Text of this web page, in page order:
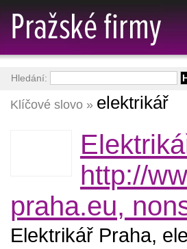
Klíčové slovo » elektrikář
http://
praha.eu,
Elektrikář Praha,
Hledání: